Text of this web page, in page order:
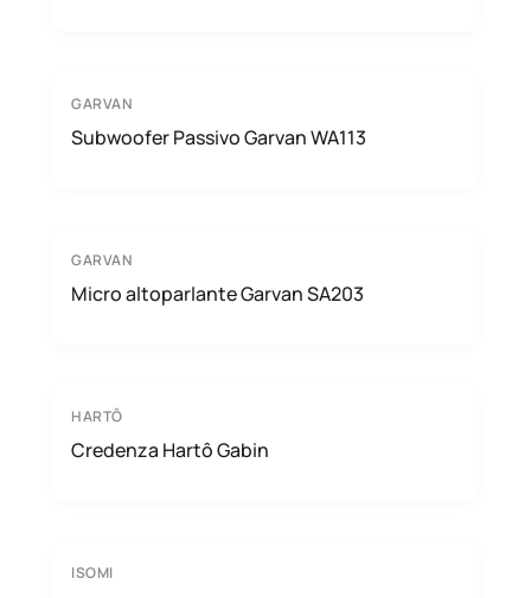
GARVAN
Subwoofer Passivo Garvan WA113
GARVAN
Micro altoparlante Garvan SA203
HARTÔ
Credenza Hartô Gabin
ISOMI